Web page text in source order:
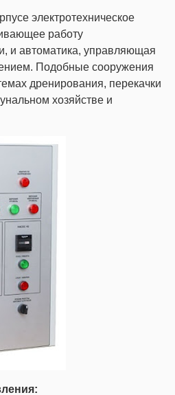
электротехническое
работу
и автоматика, управляющая
Подобные сооружения
дренирования, перекачки
хозяйстве и